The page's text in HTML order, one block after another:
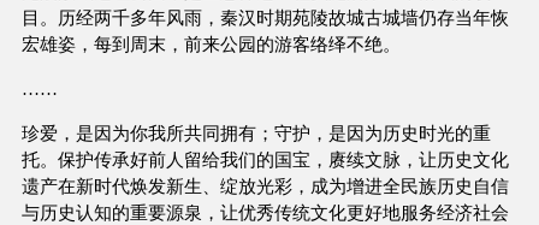
目。历经两千多年风雨，秦汉时期苑陵故城古城墙仍存当年恢
宏雄姿，每到周末，前来公园的游客络绎不绝。
……
珍爱，是因为你我所共同拥有；守护，是因为历史时光的重
托。保护传承好前人留给我们的国宝，赓续文脉，让历史文化
遗产在新时代焕发新生、绽放光彩，成为增进全民族历史自信
与历史认知的重要源泉，让优秀传统文化更好地服务经济社会